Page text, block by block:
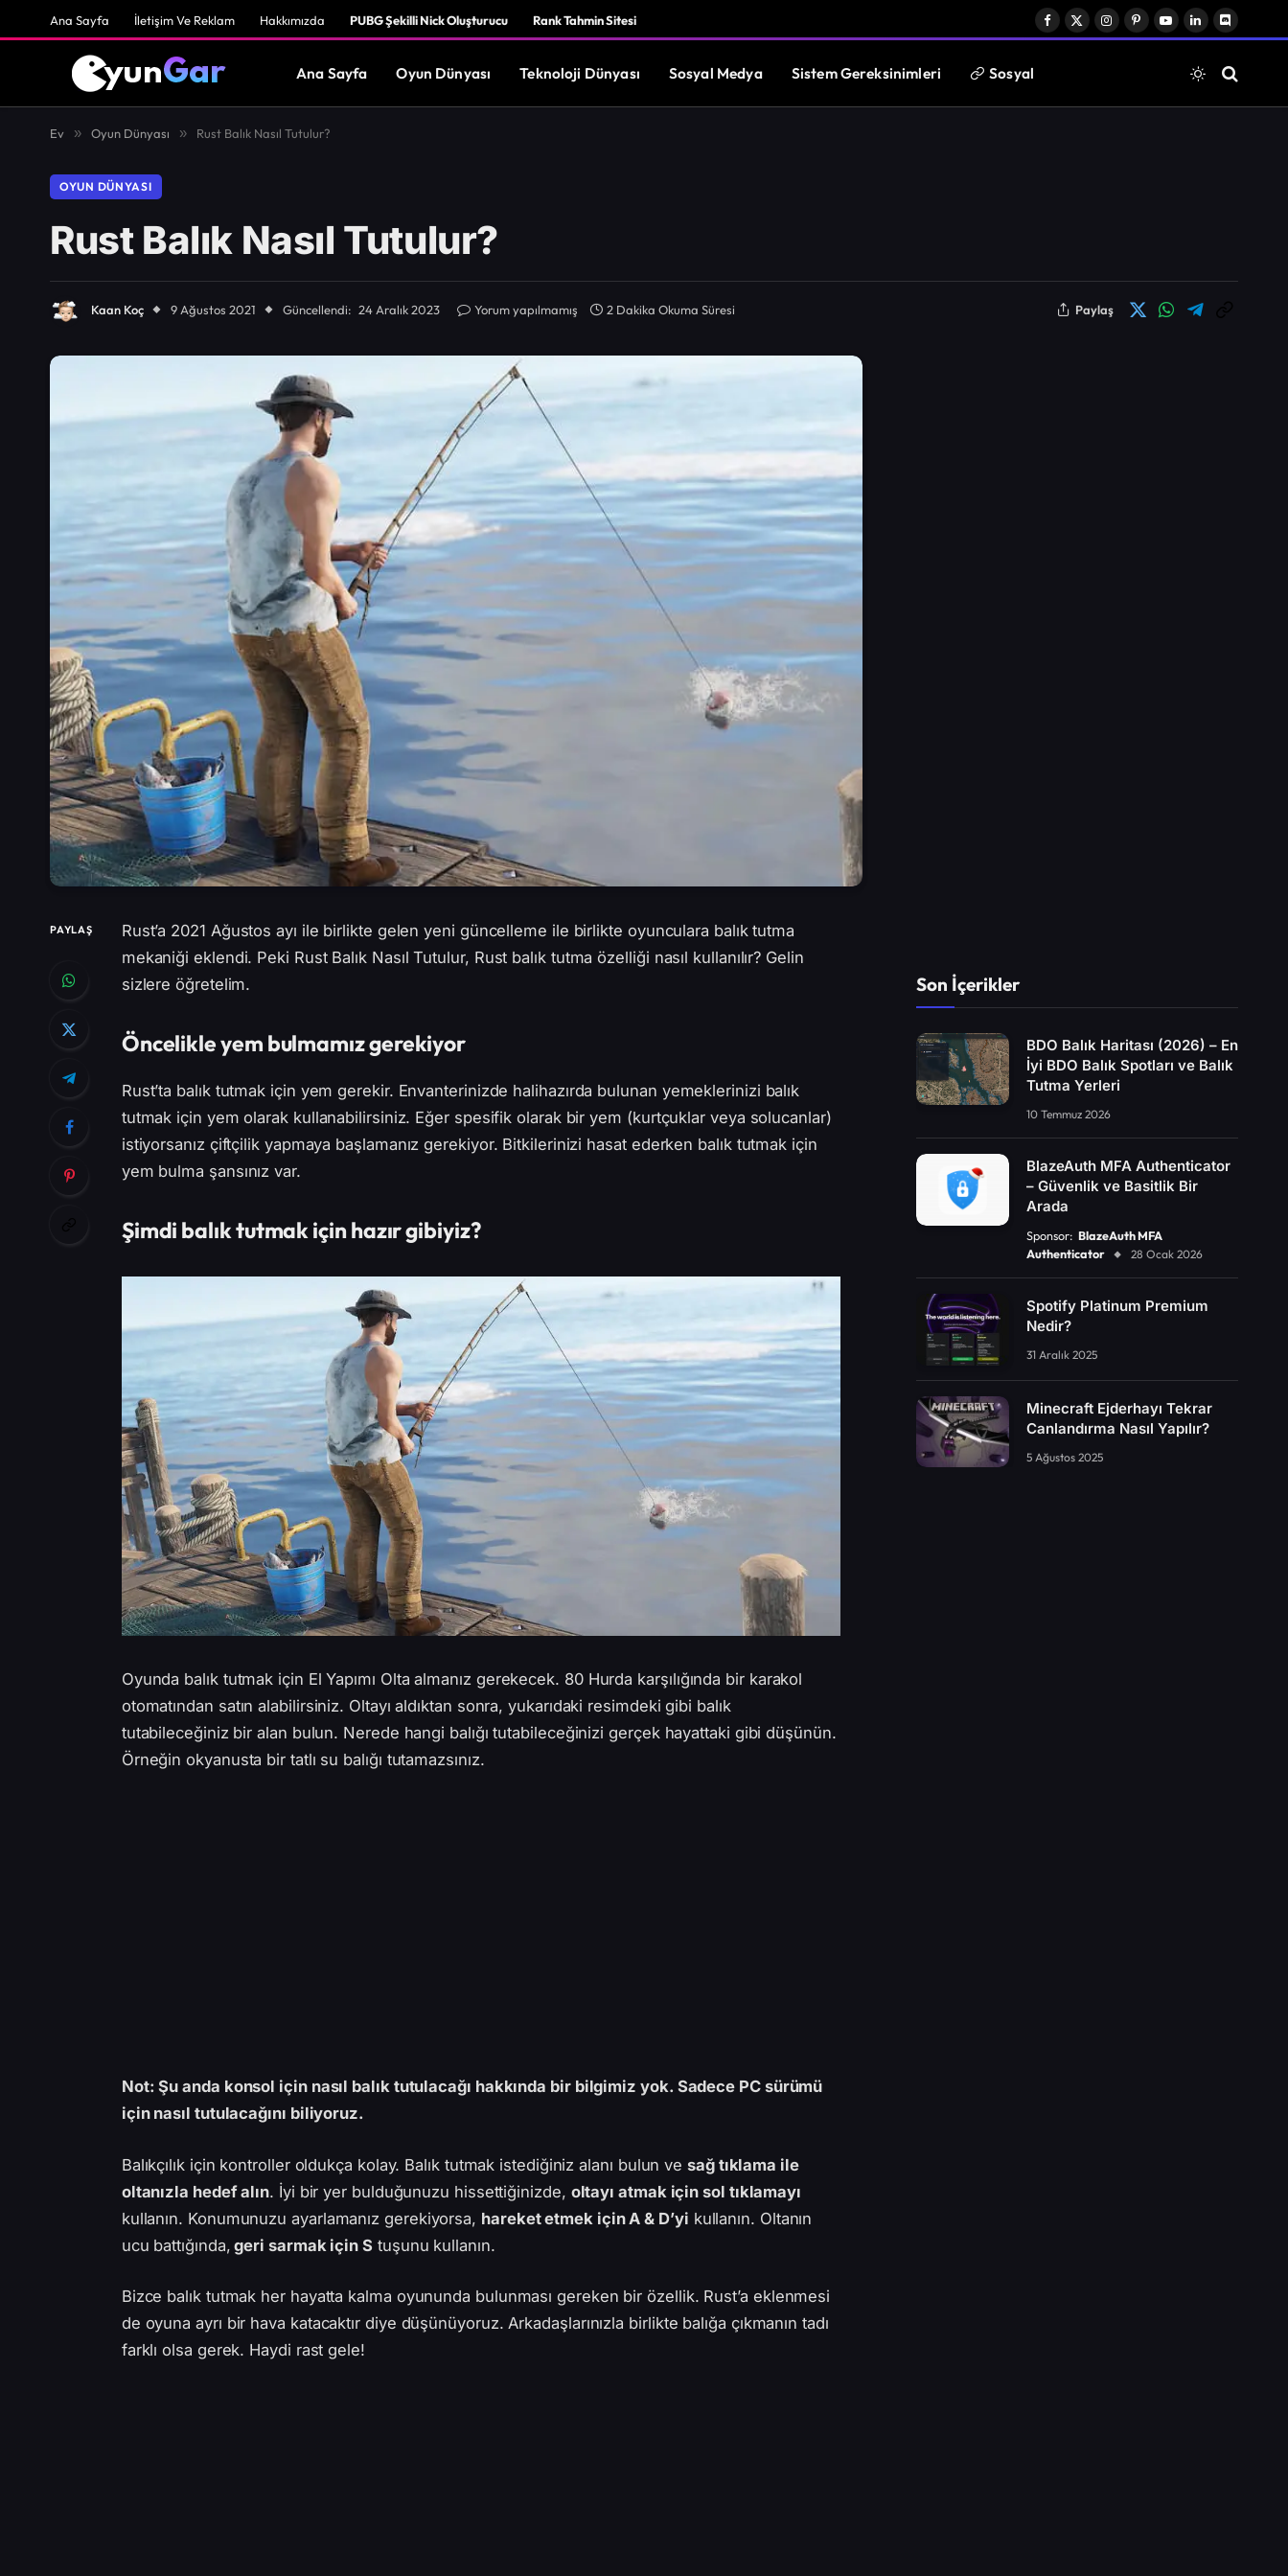
Ana Sayfa İletişim Ve Reklam Hakkımızda PUBG Şekilli Nick Oluşturucu Rank Tahmin Sitesi
Facebook
X
Instagram
PinterestYouTube
LinkedInDiscord
Ana Sayfa Oyun Dünyası Teknoloji Dünyası Sosyal Medya Sistem Gereksinimleri Sosyal
Ev » Oyun Dünyası » Rust Balık Nasıl Tutulur?
OYUN DÜNYASI
Rust Balık Nasıl Tutulur?
Kaan Koç 9 Ağustos 2021 Güncellendi: 24 Aralık 2023 Yorum yapılmamış 2 Dakika Okuma Süresi Paylaş
PAYLAŞ
Rust’a 2021 Ağustos ayı ile birlikte gelen yeni güncelleme ile birlikte oyunculara balık tutma
mekaniği eklendi. Peki Rust Balık Nasıl Tutulur, Rust balık tutma özelliği nasıl kullanılır? Gelin
sizlere öğretelim.
Öncelikle yem bulmamız gerekiyor
Rust’ta balık tutmak için yem gerekir. Envanterinizde halihazırda bulunan yemeklerinizi balık
tutmak için yem olarak kullanabilirsiniz. Eğer spesifik olarak bir yem (kurtçuklar veya solucanlar)
istiyorsanız çiftçilik yapmaya başlamanız gerekiyor. Bitkilerinizi hasat ederken balık tutmak için
yem bulma şansınız var.
Şimdi balık tutmak için hazır gibiyiz?
Oyunda balık tutmak için El Yapımı Olta almanız gerekecek. 80 Hurda karşılığında bir karakol
otomatından satın alabilirsiniz. Oltayı aldıktan sonra, yukarıdaki resimdeki gibi balık
tutabileceğiniz bir alan bulun. Nerede hangi balığı tutabileceğinizi gerçek hayattaki gibi düşünün.
Örneğin okyanusta bir tatlı su balığı tutamazsınız.
Not: Şu anda konsol için nasıl balık tutulacağı hakkında bir bilgimiz yok. Sadece PC sürümü
için nasıl tutulacağını biliyoruz.
Balıkçılık için kontroller oldukça kolay. Balık tutmak istediğiniz alanı bulun vesağ tıklama ile
oltanızla hedef alın. İyi bir yer bulduğunuzu hissettiğinizde, oltayı atmak için sol tıklamayı
kullanın. Konumunuzu ayarlamanız gerekiyorsa, hareket etmek için A & D’yi kullanın. Oltanın
ucu battığında, geri sarmak için S tuşunu kullanın.
Bizce balık tutmak her hayatta kalma oyununda bulunması gereken bir özellik. Rust’a eklenmesi
de oyuna ayrı bir hava katacaktır diye düşünüyoruz. Arkadaşlarınızla birlikte balığa çıkmanın tadı
farklı olsa gerek. Haydi rast gele!
Son İçerikler
BDO Balık Haritası (2026) – En
İyi BDO Balık Spotları ve Balık
Tutma Yerleri
10 Temmuz 2026
BlazeAuth MFA Authenticator
– Güvenlik ve Basitlik Bir
Arada
Sponsor: BlazeAuth MFA
Authenticator
28 Ocak 2026
Spotify Platinum Premium
Nedir?
31 Aralık 2025
Minecraft Ejderhayı Tekrar
Canlandırma Nasıl Yapılır?
5 Ağustos 2025